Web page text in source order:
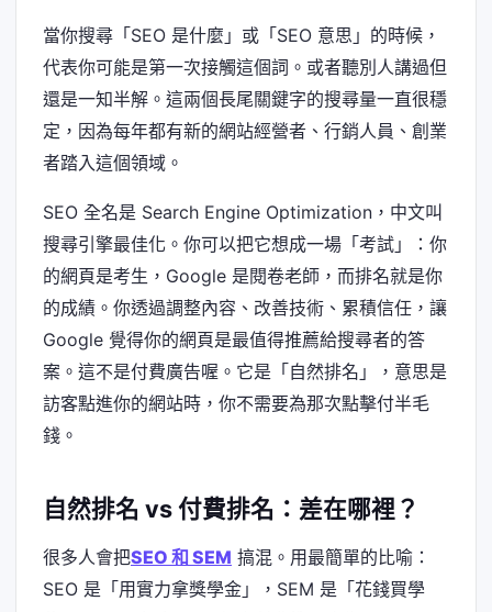
當你搜尋「SEO 是什麼」或「SEO 意思」的時候，
代表你可能是第一次接觸這個詞。或者聽別人講過但
還是一知半解。這兩個長尾關鍵字的搜尋量一直很穩
定，因為每年都有新的網站經營者、行銷人員、創業
者踏入這個領域。
SEO 全名是 Search Engine Optimization，中文叫
搜尋引擎最佳化。你可以把它想成一場「考試」：你
的網頁是考生，Google 是閱卷老師，而排名就是你
的成績。你透過調整內容、改善技術、累積信任，讓
Google 覺得你的網頁是最值得推薦給搜尋者的答
案。這不是付費廣告喔。它是「自然排名」，意思是
訪客點進你的網站時，你不需要為那次點擊付半毛
錢。
自然排名 vs 付費排名：差在哪裡？
很多人會把SEO 和 SEM 搞混。用最簡單的比喻：
SEO 是「用實力拿獎學金」，SEM 是「花錢買學